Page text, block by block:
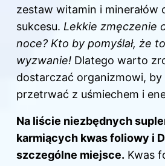
zestaw witamin i minerałów
sukcesu. Lekkie zmęczenie
noce? Kto by pomyślał, że
wyzwanie! Dlatego warto
dostarczać organizmowi,
przetrwać z uśmiechem i
Na liście niezbędnych
karmiących kwas foliowy i
szczególne miejsce. Kwas